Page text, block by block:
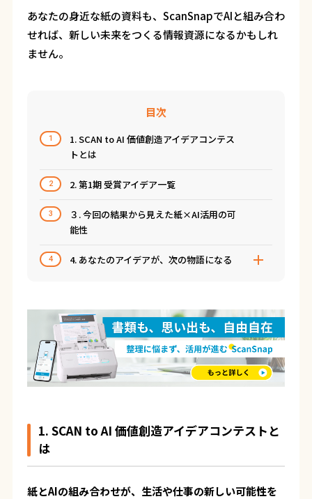
あなたの身近な紙の資料も、ScanSnapでAIと組み合わ
せれば、新しい未来をつくる情報資源になるかもしれ
ません。
目次
1
1. SCAN to AI 価値創造アイデアコンテス
トとは
2 2. 第1期 受賞アイデア一覧
3
３. 今回の結果から見えた紙×AI活用の可
能性
4 4. あなたのアイデアが、次の物語になる
1. SCAN to AI 価値創造アイデアコンテストと
は
紙とAIの組み合わせが、生活や仕事の新しい可能性を